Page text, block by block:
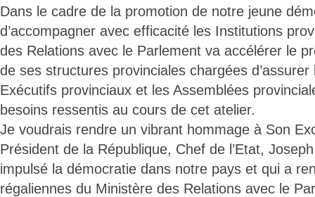
Dans le cadre de la promotion de notre jeune
d’accompagner avec efficacité les Institutions
des Relations avec le Parlement va accélérer le
de ses structures provinciales chargées d’assurer
Exécutifs provinciaux et les Assemblées
besoins ressentis au cours de cet atelier.
Je voudrais rendre un vibrant hommage à Son
Président de la République, Chef de l’Etat,
impulsé la démocratie dans notre pays et qui a
régaliennes du Ministère des Relations avec le